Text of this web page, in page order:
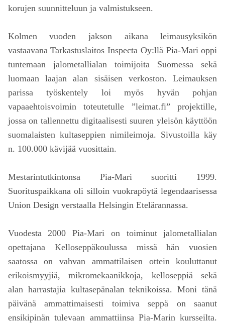
korujen suunnitteluun ja valmistukseen.
Kolmen vuoden jakson aikana leimausyksikön
vastaavana Tarkastuslaitos Inspecta Oy:llä Pia-Mari oppi
tuntemaan jalometallialan toimijoita Suomessa sekä
luomaan laajan alan sisäisen verkoston. Leimauksen
parissa työskentely loi myös hyvän pohjan
vapaaehtoisvoimin toteutetulle ”leimat.fi” projektille,
jossa on tallennettu digitaalisesti suuren yleisön käyttöön
suomalaisten kultaseppien nimileimoja. Sivustoilla käy
n. 100.000 kävijää vuosittain.
Mestarintutkintonsa Pia-Mari suoritti 1999.
Suorituspaikkana oli silloin vuokrapöytä legendaarisessa
Union Design verstaalla Helsingin Etelärannassa.
Vuodesta 2000 Pia-Mari on toiminut jalometallialan
opettajana Kelloseppäkoulussa missä hän vuosien
saatossa on vahvan ammattilaisen ottein kouluttanut
erikoismyyjiä, mikromekaanikkoja, kelloseppiä sekä
alan harrastajia kultasepänalan teknikoissa. Moni tänä
päivänä ammattimaisesti toimiva seppä on saanut
ensikipinän tulevaan ammattiinsa Pia-Marin kursseilta.